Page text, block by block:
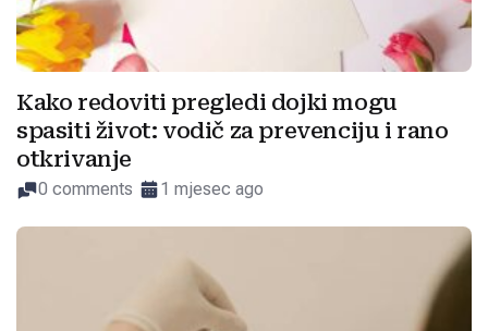
Kako redoviti pregledi dojki mogu
spasiti život: vodič za prevenciju i rano
otkrivanje
0 comments 1 mjesec ago